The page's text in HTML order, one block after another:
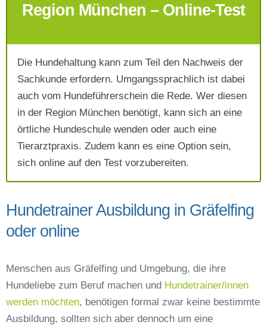
Mit Absenden der Daten akzeptiere ich die
AGB`s.
Absenden
Region München – Online-Test
Die Hundehaltung kann zum Teil den Nachweis der
Sachkunde erfordern. Umgangssprachlich ist dabei
auch vom Hundeführerschein die Rede. Wer diesen
in der Region München benötigt, kann sich an eine
örtliche Hundeschule wenden oder auch eine
Tierarztpraxis. Zudem kann es eine Option sein,
sich online auf den Test vorzubereiten.
Hundetrainer Ausbildung in Gräfelfing
oder online
Menschen aus Gräfelfing und Umgebung, die ihre
Hundeliebe zum Beruf machen und Hundetrainer/innen
werden möchten, benötigen formal zwar keine bestimmte
Ausbildung, sollten sich aber dennoch um eine